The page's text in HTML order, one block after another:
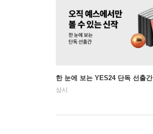
한 눈에 보는 YES24 단독 선출간
상시